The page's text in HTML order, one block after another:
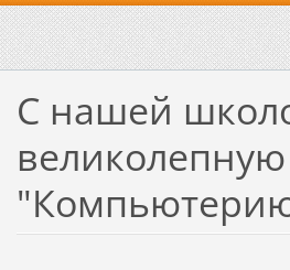
C нашей
великолепную